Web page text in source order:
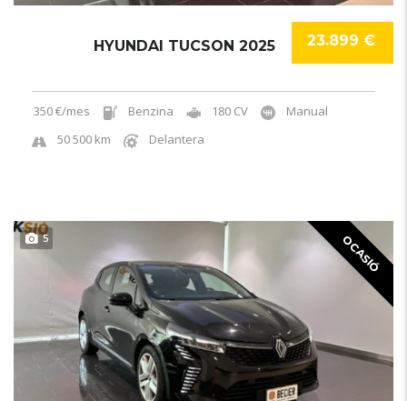
23.899 €
HYUNDAI TUCSON 2025
350 €/mes Benzina 180 CV
Manual
50 500 km
Delantera
OCASIÓ
5